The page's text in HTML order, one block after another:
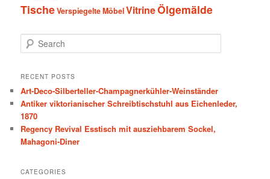
TischeVerspiegelte MöbelVitrineÖlgemälde
e
r
h
RECENT POSTS
Art-Deco-Silberteller-Champagnerkühler-Weinständer
Antiker viktorianischer Schreibtischstuhl aus Eichenleder,
1870
Regency Revival Esstisch mit ausziehbarem Sockel,
Mahagoni-Diner
CATEGORIES